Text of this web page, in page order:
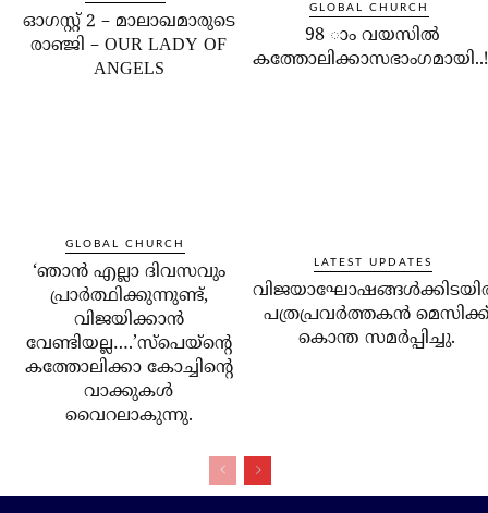
ഓഗസ്റ്റ് 2 – മാലാഖമാരുടെ
രാഞ്ജി – OUR LADY OF
ANGELS
GLOBAL CHURCH
98 ാം വയസില്‍
GLOBAL CHURCH
‘ഞാന്‍ എല്ലാ ദിവസവും
പ്രാര്‍ത്ഥിക്കുന്നുണ്ട്,
വിജയിക്കാന്‍
വേണ്ടിയല്ല….’സ്‌പെയ്‌ന്റെ
കത്തോലിക്കാ കോച്ചിന്റെ
വാക്കുകള്‍
വൈറലാകുന്നു.
LATEST UPDATES
പത്രപ്രവര്‍ത്തകന്‍
കൊന്ത സമര്‍പ്പിച്ചു.